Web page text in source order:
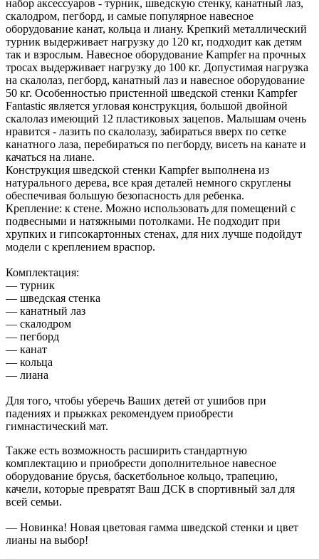
набор аксессуаров - турник, шведскую стенку, канатный лаз,
скалодром, пегборд, и самые популярное навесное
оборудование канат, кольца и лиану. Крепкий металлический
турник выдерживает нагрузку до 120 кг, подходит как детям
так и взрослым. Навесное оборудование Kampfer на прочных
тросах выдерживает нагрузку до 100 кг. Допустимая нагрузка
на скалолаз, пегборд, канатный лаз и навесное оборудование
50 кг. Особенностью пристенной шведской стенки Kampfer
Fantastic является угловая конструкция, большой двойной
скалолаз имеющий 12 пластиковых зацепов. Малышам очень
нравится - лазить по скалолазу, забираться вверх по сетке
канатного лаза, перебираться по пегборду, висеть на канате и
качаться на лиане.
Конструкция шведской стенки Kampfer выполнена из
натурального дерева, все края деталей немного скруглены
обеспечивая большую безопасность для ребенка.
Крепление: к стене. Можно использовать для помещений с
подвесными и натяжными потолками. Не подходит при
хрупких и гипсокартонных стенах, для них лучше подойдут
модели с креплением враспор.
Комплектация:
— турник
— шведская стенка
— канатный лаз
— скалодром
— пегборд
— канат
— кольца
— лиана
Для того, чтобы уберечь Ваших детей от ушибов при
падениях и прыжках рекомендуем приобрести
гимнастический мат.
Также есть возможность расширить стандартную
комплектацию и приобрести дополнительное навесное
оборудование брусья, баскетбольное кольцо, трапецию,
качели, которые превратят Ваш ДСК в спортивный зал для
всей семьи.
— Новинка! Новая цветовая гамма шведской стенки и цвет
лианы на выбор!